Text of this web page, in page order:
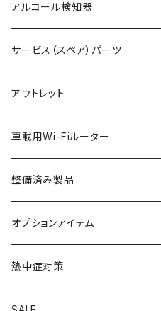
アルコール検知器
サービス（スペア）パーツ
アウトレット
車載用Wi-Fiルーター
整備済み製品
オプションアイテム
熱中症対策